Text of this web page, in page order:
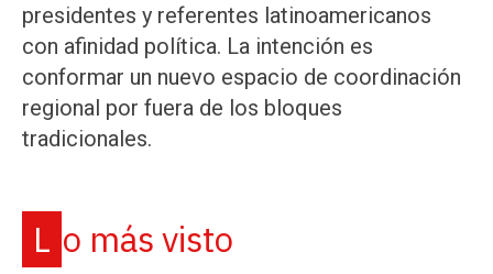
presidentes y referentes latinoamericanos
con afinidad política. La intención es
conformar un nuevo espacio de coordinación
regional por fuera de los bloques
tradicionales.
Lo más visto